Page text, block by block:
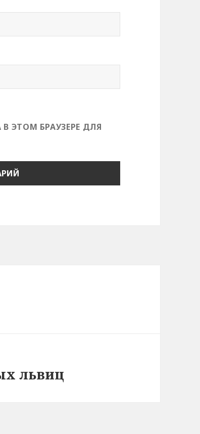
ЭТОМ БРАУЗЕРЕ ДЛЯ
львиц